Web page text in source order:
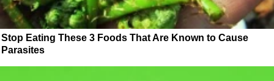
Stop Eating These 3 Foods That Are Known to Cause
Parasites